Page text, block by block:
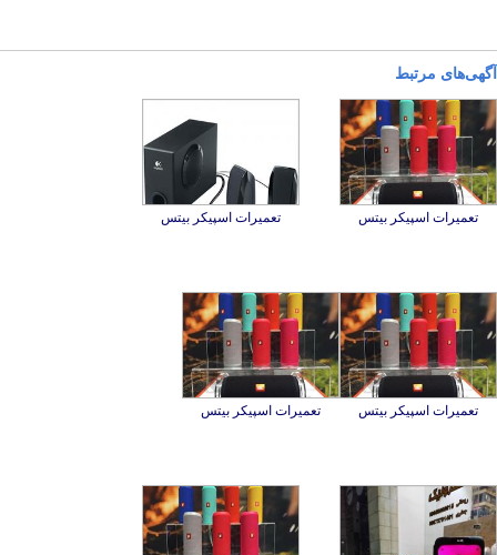
آگهی‌های مرتبط
تعمیرات اسپیکر بیتس تعمیرات اسپیکر بیتس
تعمیرات اسپیکر بیتس تعمیرات اسپیکر بیتس